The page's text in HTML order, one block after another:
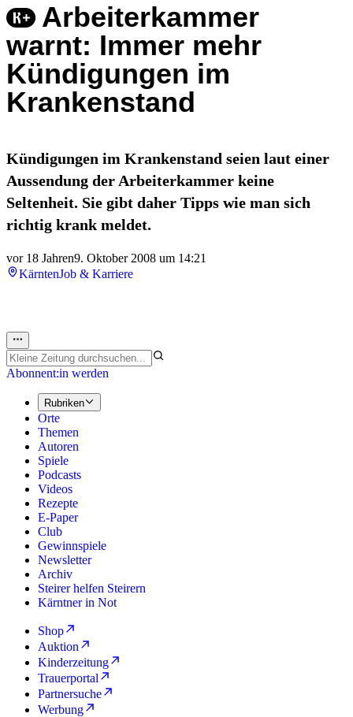
Arbeiterkammer
warnt: Immer mehr
Kündigungen im
Krankenstand
Kündigungen im Krankenstand seien laut einer
Aussendung der Arbeiterkammer keine
Seltenheit. Sie gibt daher Tipps wie man sich
richtig krank meldet.
vor 18 Jahren9. Oktober 2008 um 14:21
KärntenJob & Karriere
Abonnent:in werden
Rubriken
Orte
Themen
Autoren
Spiele
Podcasts
Videos
Rezepte
E-Paper
Club
Gewinnspiele
Newsletter
Archiv
Steirer helfen Steirern
Kärntner in Not
Shop
Auktion
Kinderzeitung
Trauerportal
Partnersuche
Werbung